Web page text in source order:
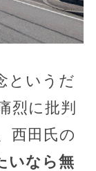
というだ
烈に批判
西田氏の
いなら無